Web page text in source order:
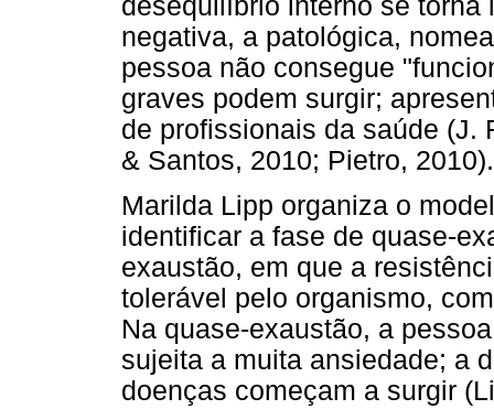
desequilíbrio interno se
negativa, a patológica,
pessoa não consegue
graves podem surgir;
de profissionais da saúde (J.
& Santos, 2010; Pietro, 2010).
Marilda Lipp organiza o
identificar a fase de quase-
exaustão, em que a
tolerável pelo organismo,
Na quase-exaustão, a
sujeita a muita ansiedade; a
doenças começam a surgir